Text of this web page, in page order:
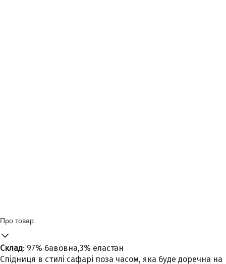
Про товар
Склад: 97% бавовна,3% еластан
Спідниця в стилі сафарі поза часом, яка буде доречна на